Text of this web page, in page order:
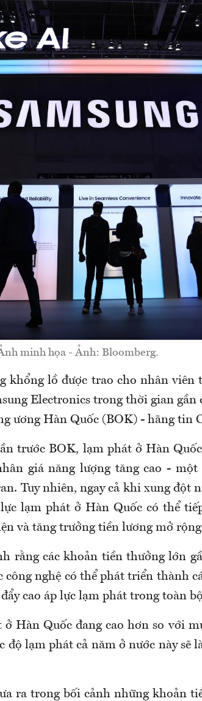
minh họa - Ảnh: Bloomberg.
khổng lồ được trao cho nhân viên
Electronics trong thời gian gần
ương Hàn Quốc (BOK) - hãng tin
trước BOK, lạm phát ở Hàn
giá năng lượng tăng cao - một
Tuy nhiên, ngay cả khi xung đột
lạm phát ở Hàn Quốc có thể
và tăng trưởng tiền lương mở
rằng các khoản tiền thưởng lớn
nghệ có thể phát triển thành
cao áp lực lạm phát trong toàn
Hàn Quốc đang cao hơn so với
độ lạm phát cả năm ở nước này sẽ
ra trong bối cảnh những khoản